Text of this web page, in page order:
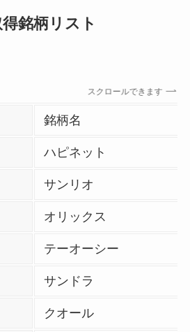
銘柄リスト
スクロールできます
銘柄名
ハピネット
サンリオ
オリックス
テーオーシー
サンドラ
クオール